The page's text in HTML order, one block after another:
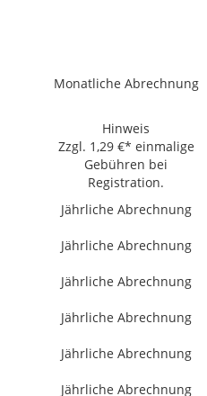
Monatliche Abrechnung
Hinweis
Zzgl. 1,29 €* einmalige
Gebühren bei
Registration.
Jährliche Abrechnung
Jährliche Abrechnung
Jährliche Abrechnung
Jährliche Abrechnung
Jährliche Abrechnung
Jährliche Abrechnung